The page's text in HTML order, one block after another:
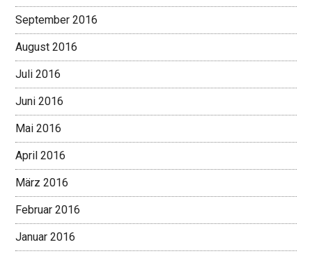
September 2016
August 2016
Juli 2016
Juni 2016
Mai 2016
April 2016
März 2016
Februar 2016
Januar 2016